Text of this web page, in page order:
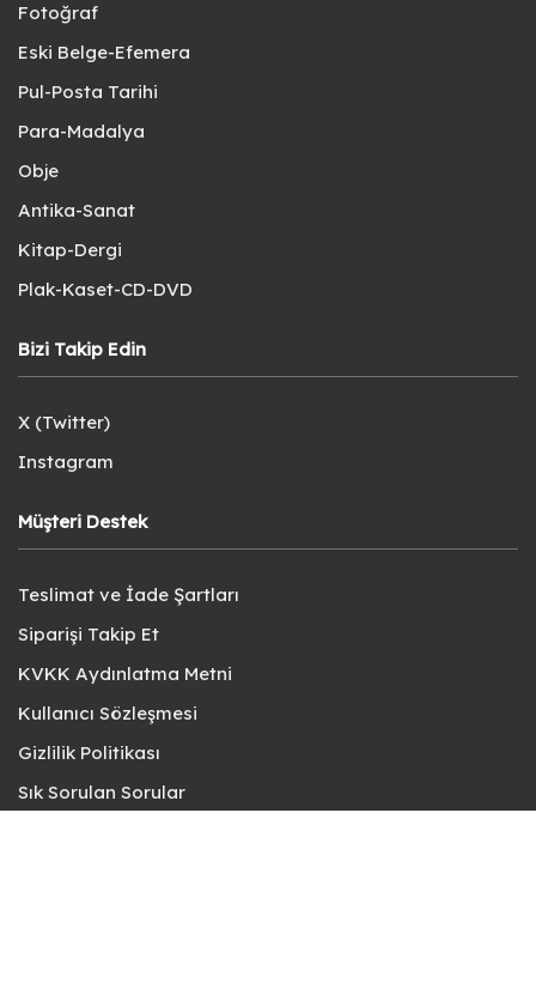
Fotoğraf
Eski Belge-Efemera
Pul-Posta Tarihi
Para-Madalya
Obje
Antika-Sanat
Kitap-Dergi
Plak-Kaset-CD-DVD
Bizi Takip Edin
X (Twitter)
Instagram
Müşteri Destek
Teslimat ve İade Şartları
Siparişi Takip Et
KVKK Aydınlatma Metni
Kullanıcı Sözleşmesi
Gizlilik Politikası
Sık Sorulan Sorular